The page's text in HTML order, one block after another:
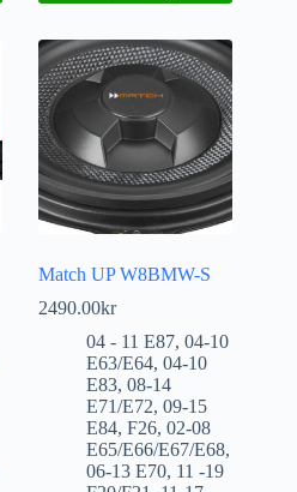
Match UP W8BMW-S
2490.00kr
04 - 11 E87,04-10
E63/E64,04-10
E83,08-14
E71/E72,09-15
E84,F26,02-08
E65/E66/E67/E68,
06-13 E70, 11 -19